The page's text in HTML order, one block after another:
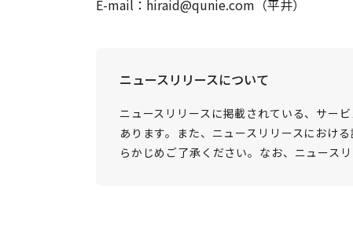
E-mail：hiraid@qunie.com（平井）
ニュースリリースについて
ニュースリリースに掲載されている、サー
あります。また、ニュースリリースにおけ
らかじめご了承ください。なお、ニュース